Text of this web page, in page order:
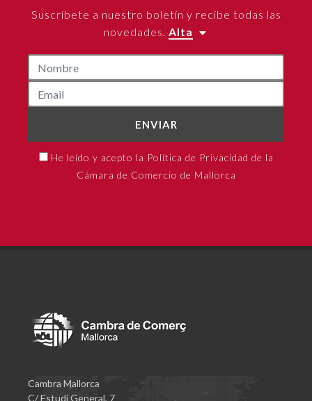
Suscríbete a nuestro boletín y recibe todas las
novedades. Alta
ENVIAR
He leído y acepto la Política de Privacidad de la
Cámara de Comercio de Mallorca
Cambra Mallorca
C/ Estudi General, 7